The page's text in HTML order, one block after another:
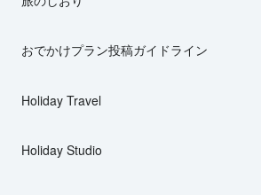
おでかけプラン投稿ガイドライン
Holiday Travel
Holiday Studio